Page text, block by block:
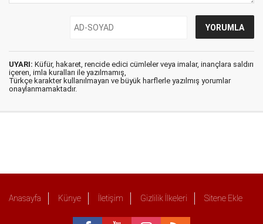
UYARI: Küfür, hakaret, rencide edici cümleler veya imalar, inançlara saldırı
içeren, imla kuralları ile yazılmamış,
Türkçe karakter kullanılmayan ve büyük harflerle yazılmış yorumlar
onaylanmamaktadır.
Anasayfa Künye İletişim Gizlilik İlkeleri Sitene Ekle